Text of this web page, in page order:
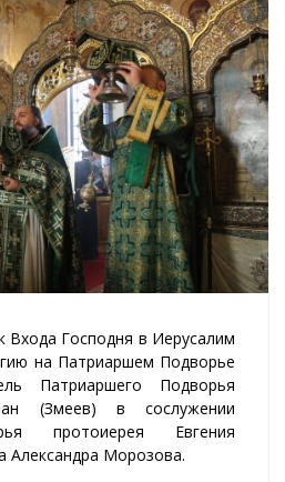
Входа Господня в Иерусалим
на Патриаршем Подворье
Патриаршего Подворья
(Змеев) в сослужении
протоиерея Евгения
Александра Морозова.